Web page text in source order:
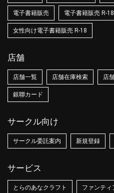
電子書籍販売 電子書籍販売 R-18
女性向け電子書籍販売 R-18
店舗
店舗一覧 店舗在庫検索 店
銀聯カード
サークル向け
サークル委託案内 新規登録
サービス
とらのあなクラフト ファンティ